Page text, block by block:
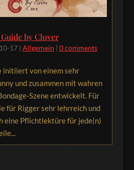
by Clover
17| Allgemein | 0 comments
initiiert von einem sehr
und zusammen mit wahren
Szene entwickelt. Für
für Rigger sehr lehrreich und
eine Pflichtlektüre für jede(n)